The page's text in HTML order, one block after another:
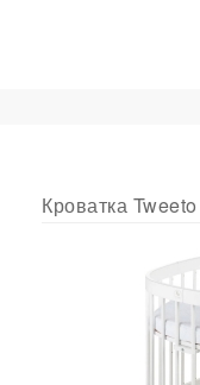
Кроватка